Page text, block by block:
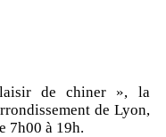
de chiner », la
de Lyon,
7h00 à 19h.